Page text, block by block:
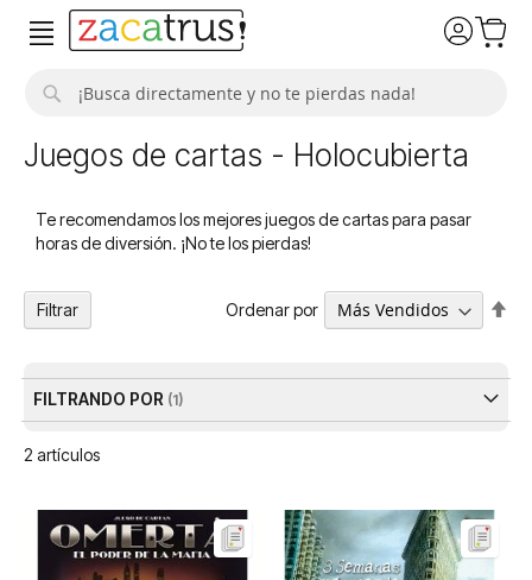
Juegos de cartas - Holocubierta
Te recomendamos los mejores juegos de cartas para pasar
horas de diversión. ¡No te los pierdas!
2 artículos
Ordenar por
Filtrar
FILTRANDO POR